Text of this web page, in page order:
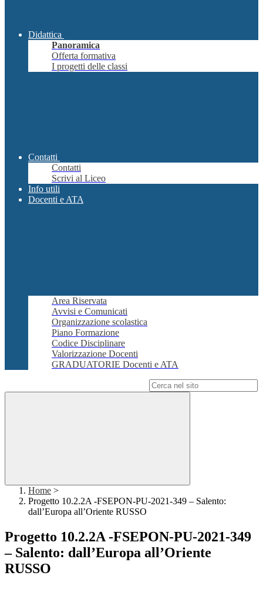
Didattica
Panoramica
Offerta formativa
I progetti delle classi
Contatti
Contatti
Scrivi al Liceo
Info utili
Docenti e ATA
Area Riservata
Avvisi e Comunicati
Organizzazione scolastica
Piano Formazione
Codice Disciplinare
Valorizzazione Docenti
GRADUATORIE Docenti e ATA
Home >
Progetto 10.2.2A -FSEPON-PU-2021-349 – Salento:
dall’Europa all’Oriente RUSSO
Progetto 10.2.2A -FSEPON-PU-2021-349
– Salento: dall’Europa all’Oriente
RUSSO